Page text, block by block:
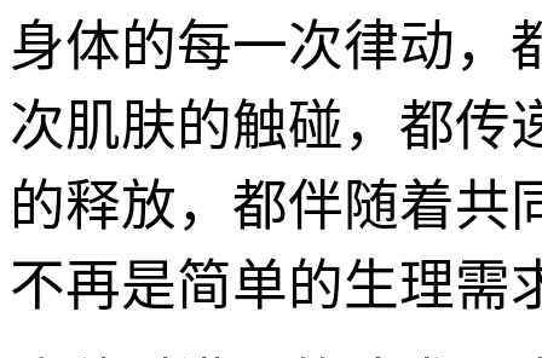
身体的每一次律动，
次肌肤的触碰，都传
的释放，都伴随着共
不再是简单的生理需